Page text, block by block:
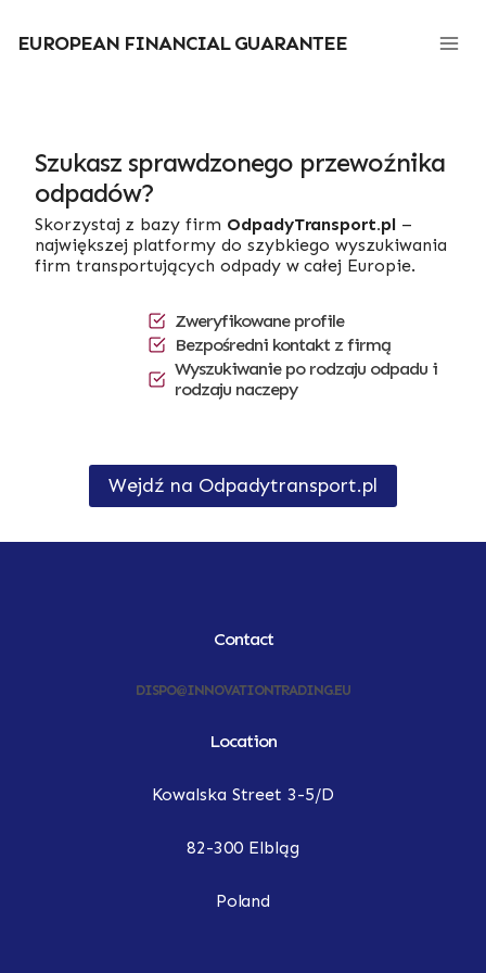
treści
EUROPEAN FINANCIAL GUARANTEE
Szukasz sprawdzonego przewoźnika
odpadów?
Skorzystaj z bazy firm OdpadyTransport.pl–
największej platformy do szybkiego wyszukiwania
firm transportujących odpady w całej Europie.
Zweryfikowane profile
Bezpośredni kontakt z firmą
Wyszukiwanie po rodzaju odpadu i
rodzaju naczepy
Wejdź na Odpadytransport.pl
Contact
DISPO@INNOVATIONTRADING.EU
Location
Kowalska Street 3-5/D
82-300 Elbląg
Poland